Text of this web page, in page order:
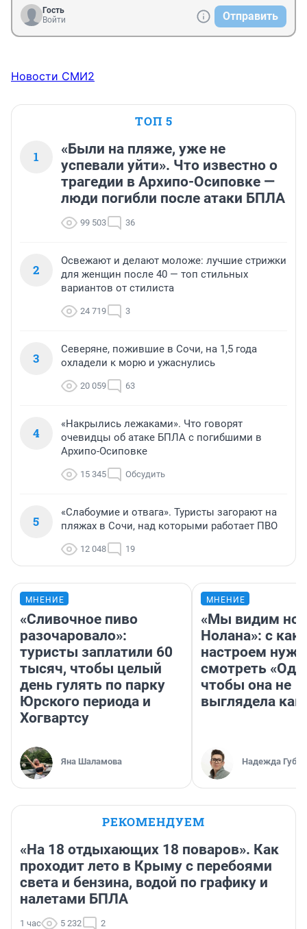
Гость
Войти
Отправить
Новости СМИ2
ТОП 5
1
«Были на пляже, уже не
успевали уйти». Что известно о
трагедии в Архипо-Осиповке —
люди погибли после атаки БПЛА
99 503 36
2
Освежают и делают моложе: лучшие стрижки
для женщин после 40 — топ стильных
вариантов от стилиста
24 719 3
3
Северяне, пожившие в Сочи, на 1,5 года
охладели к морю и ужаснулись
20 059 63
4
«Накрылись лежаками». Что говорят
очевидцы об атаке БПЛА с погибшими в
Архипо-Осиповке
15 345 Обсудить
5
«Слабоумие и отвага». Туристы загорают на
пляжах в Сочи, над которыми работает ПВО
12 048 19
МНЕНИЕ
«Сливочное пиво
разочаровало»:
туристы заплатили 60
тысяч, чтобы целый
день гулять по парку
Юрского периода и
Хогвартсу
Яна Шаламова
МНЕНИЕ
«Мы видим
Нолана»: с
настроем
смотреть
чтобы она не
выглядела как
Надежда
РЕКОМЕНДУЕМ
«На 18 отдыхающих 18 поваров». Как
проходит лето в Крыму с перебоями
света и бензина, водой по графику и
налетами БПЛА
1 час 5 232 2